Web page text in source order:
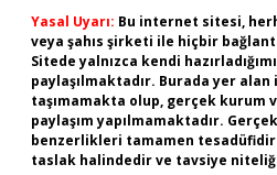
Yasal Uyarı: Bu internet sitesi,
veya şahıs şirketi ile hiçbir
Sitede yalnızca kendi
paylaşılmaktadır. Burada yer
taşımamakta olup, gerçek kurum
paylaşım yapılmamaktadır.
benzerlikleri tamamen
taslak halindedir ve tavsiye